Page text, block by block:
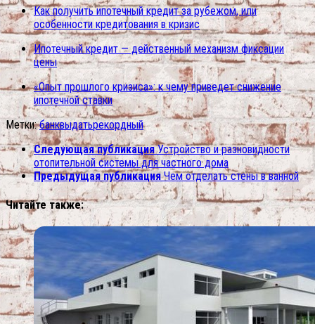
Как получить ипотечный кредит за рубежом, или
особенности кредитования в кризис
Ипотечный кредит — действенный механизм фиксации
цены
«Опыт прошлого кризиса»: к чему приведет снижение
ипотечной ставки
Метки: банквыдатьрекордный
Следующая публикация Устройство и разновидности
отопительной системы для частного дома
Предыдущая публикация Чем отделать стены в ванной
Читайте также: